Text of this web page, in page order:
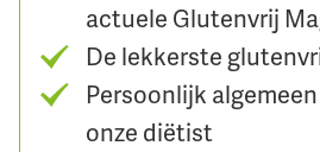
actuele Glutenvrij
De lekkerste
Persoonlijk
onze diëtist